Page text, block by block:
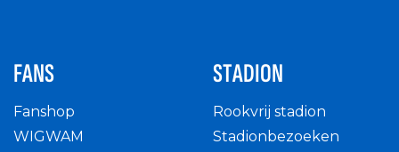
FANS
Fanshop
WIGWAM
STADION
Rookvrij stadion
Stadionbezoeken